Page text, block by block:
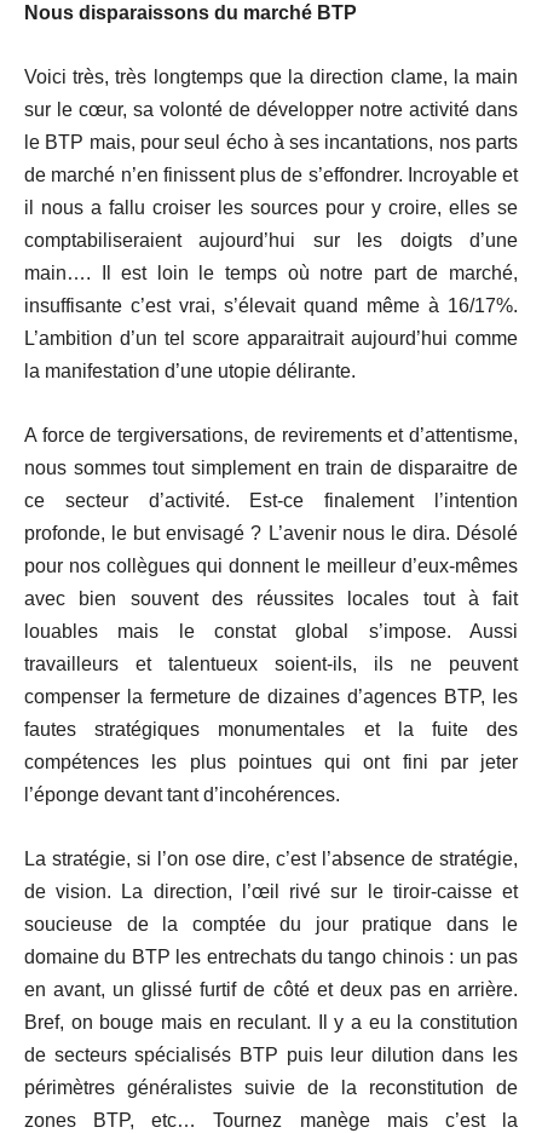
Nous disparaissons du marché BTP
Voici très, très longtemps que la direction clame, la main
sur le cœur, sa volonté de développer notre activité dans
le BTP mais, pour seul écho à ses incantations, nos parts
de marché n’en finissent plus de s’effondrer. Incroyable et
il nous a fallu croiser les sources pour y croire, elles se
comptabiliseraient aujourd’hui sur les doigts d’une
main…. Il est loin le temps où notre part de marché,
insuffisante c’est vrai, s’élevait quand même à 16/17%.
L’ambition d’un tel score apparaitrait aujourd’hui comme
la manifestation d’une utopie délirante.
A force de tergiversations, de revirements et d’attentisme,
nous sommes tout simplement en train de disparaitre de
ce secteur d’activité. Est-ce finalement l’intention
profonde, le but envisagé ? L’avenir nous le dira. Désolé
pour nos collègues qui donnent le meilleur d’eux-mêmes
avec bien souvent des réussites locales tout à fait
louables mais le constat global s’impose. Aussi
travailleurs et talentueux soient-ils, ils ne peuvent
compenser la fermeture de dizaines d’agences BTP, les
fautes stratégiques monumentales et la fuite des
compétences les plus pointues qui ont fini par jeter
l’éponge devant tant d’incohérences.
La stratégie, si l’on ose dire, c’est l’absence de stratégie,
de vision. La direction, l’œil rivé sur le tiroir-caisse et
soucieuse de la comptée du jour pratique dans le
domaine du BTP les entrechats du tango chinois : un pas
en avant, un glissé furtif de côté et deux pas en arrière.
Bref, on bouge mais en reculant. Il y a eu la constitution
de secteurs spécialisés BTP puis leur dilution dans les
périmètres généralistes suivie de la reconstitution de
zones BTP, etc… Tournez manège mais c’est la